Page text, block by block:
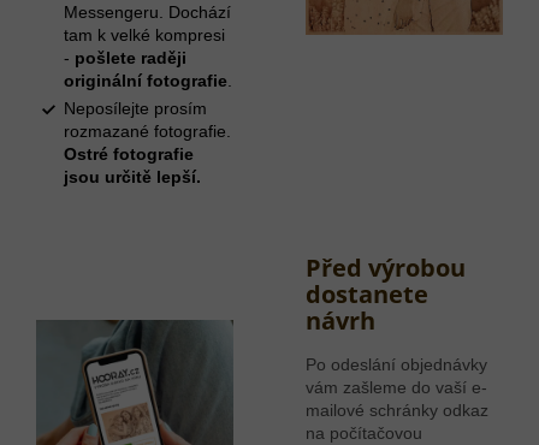
Messengeru. Dochází
tam k velké kompresi
- pošlete raději
originální fotografie
Neposílejte prosím
rozmazané fotografie.
Ostré fotografie
jsou určitě lepší.
Před výrobou
dostanete
návrh
Po odeslání objednávky
vám zašleme do vaší e-
mailové schránky odkaz
na počítačovou